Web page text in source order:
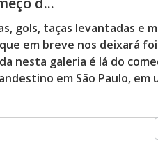
gols, taças levantadas e
em breve nos deixará
nesta galeria é lá do
em São Paulo, em